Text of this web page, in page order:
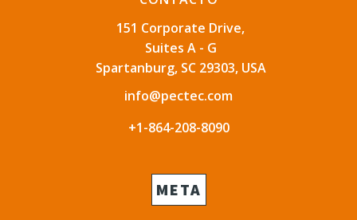
151 Corporate Drive,
Suites A - G
Spartanburg, SC 29303, USA
info@pectec.com
+1-864-208-8090
META